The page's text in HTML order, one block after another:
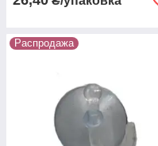
Распродажа